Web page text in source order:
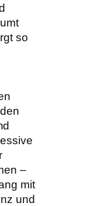
so
–
mit
und